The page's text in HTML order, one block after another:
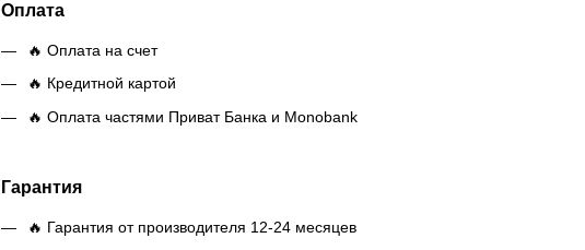
Оплата
🔥 Оплата на счет
🔥 Кредитной картой
🔥 Оплата частями Приват Банка и Monobank
Гарантия
🔥 Гарантия от производителя 12-24 месяцев